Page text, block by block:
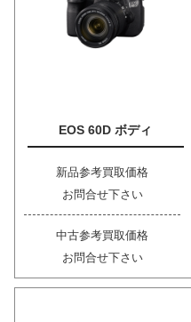
EOS 60D ボディ
新品参考買取価格
お問合せ下さい
中古参考買取価格
お問合せ下さい